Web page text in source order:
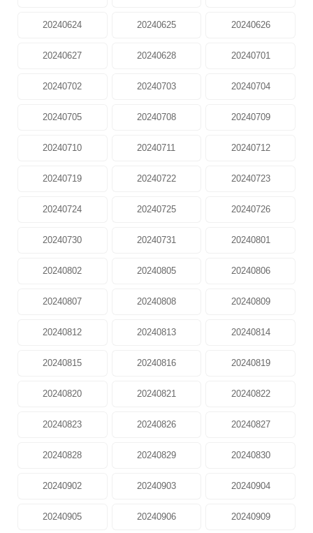
20240624 20240625 20240626
20240627 20240628 20240701
20240702 20240703 20240704
20240705 20240708 20240709
20240710 20240711 20240712
20240719 20240722 20240723
20240724 20240725 20240726
20240730 20240731 20240801
20240802 20240805 20240806
20240807 20240808 20240809
20240812 20240813 20240814
20240815 20240816 20240819
20240820 20240821 20240822
20240823 20240826 20240827
20240828 20240829 20240830
20240902 20240903 20240904
20240905 20240906 20240909